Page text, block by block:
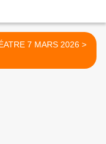
THÉATRE 7 MARS 2026 >